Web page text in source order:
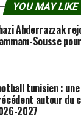
YOU MAY LIKE
Abderrazzak
Sousse
tunisien :
autour du
2027